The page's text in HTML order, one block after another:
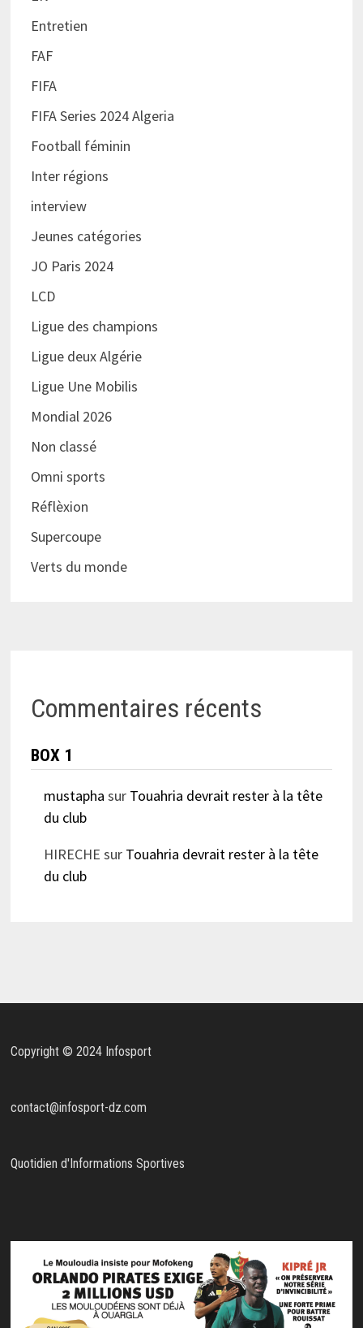
Entretien
FAF
FIFA
FIFA Series 2024 Algeria
Football féminin
Inter régions
interview
Jeunes catégories
JO Paris 2024
LCD
Ligue des champions
Ligue deux Algérie
Ligue Une Mobilis
Mondial 2026
Non classé
Omni sports
Réflèxion
Supercoupe
Verts du monde
Commentaires récents
BOX 1
mustapha sur Touahria devrait rester à la tête
du club
HIRECHE sur Touahria devrait rester à la tête
du club
Copyright © 2024 Infosport
contact@infosport-dz.com
Quotidien d'Informations Sportives